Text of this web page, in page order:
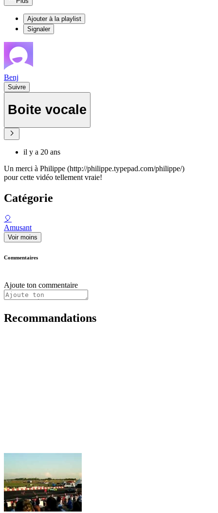
Ajouter à la playlist
Signaler
Benj
Suivre
Boite vocale
il y a 20 ans
Un merci à Philippe (http://philippe.typepad.com/philippe/)
pour cette vidéo tellement vraie!
Catégorie
🎈
Amusant
Voir moins
Commentaires
Ajoute ton commentaire
Recommandations